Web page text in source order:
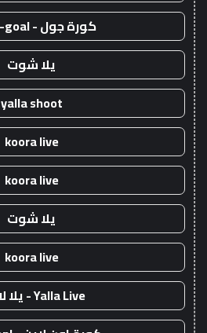
كورة جول - koora-goal
يلا شوت
yalla shoot
koora live
koora live
يلا شوت
koora live
Yalla Live - يلا لايف